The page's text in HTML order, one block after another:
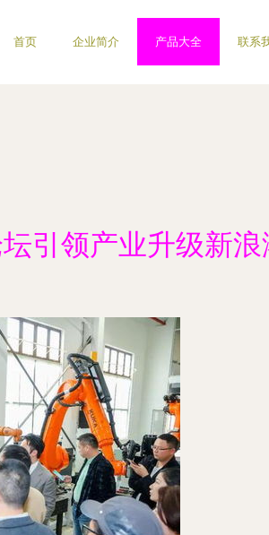
首页 企业简介 产品大全 联系
引领产业升级新浪